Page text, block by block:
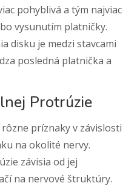
pohyblivá a tým najviac
vysunutím platničky.
disku je medzi stavcami
posledná platnička a
Protrúzie
príznaky v závislosti
na okolité nervy.
závisia od jej
na nervové štruktúry.